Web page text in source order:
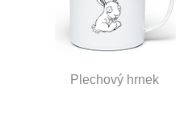
Plechový hrnek